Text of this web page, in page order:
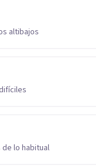
altibajos
lo habitual